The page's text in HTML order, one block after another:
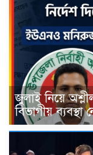
জুলাই নিয়ে
বিভাগীয়